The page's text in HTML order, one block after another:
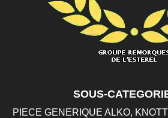
SOUS-
PIECE GENERIQUE ALKO,